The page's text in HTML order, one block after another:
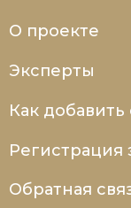
О проекте
Эксперты
Как добавить
Регистрация
Обратная